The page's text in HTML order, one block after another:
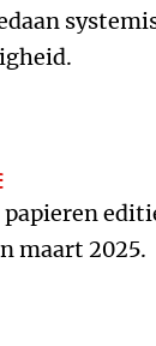
maart 2025.